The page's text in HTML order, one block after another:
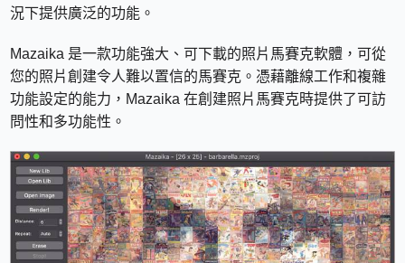
況下提供廣泛的功能。
Mazaika 是一款功能強大、可下載的照片馬賽克軟體，可從
您的照片創建令人難以置信的馬賽克。憑藉離線工作和複雜
功能設定的能力，Mazaika 在創建照片馬賽克時提供了可訪
問性和多功能性。